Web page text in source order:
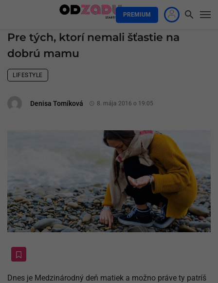
PREMIUM
Pre tých, ktorí nemali šťastie na
dobrú mamu
LIFESTYLE
Denisa Tomíková 8. mája 2016 o 19:05
Dnes je Medzinárodný deň matiek a možno práve ty patríš